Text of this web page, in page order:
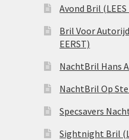
Avond Bril (LEES
Bril Voor
EERST)
NachtBril Hans
NachtBril Op
Specsavers
Sightnight Bril